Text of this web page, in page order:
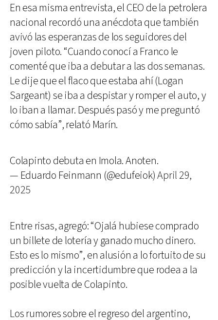
En esa misma entrevista, el CEO de la petrolera
nacional recordó una anécdota que también
avivó las esperanzas de los seguidores del
joven piloto. “Cuando conocí a Franco le
comenté que iba a debutar a las dos semanas.
Le dije que el flaco que estaba ahí (Logan
Sargeant) se iba a despistar y romper el auto, y
lo iban a llamar. Después pasó y me preguntó
cómo sabía”, relató Marín.
Colapinto debuta en Imola. Anoten.
— Eduardo Feinmann (@edufeiok)April 29,
2025
Entre risas, agregó: “Ojalá hubiese comprado
un billete de lotería y ganado mucho dinero.
Esto es lo mismo”, en alusión a lo fortuito de su
predicción y la incertidumbre que rodea a la
posible vuelta de Colapinto.
Los rumores sobre el regreso del argentino,